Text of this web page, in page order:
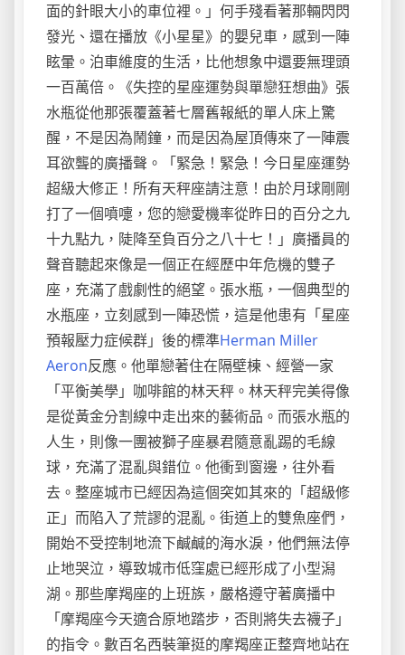
面的針眼大小的車位裡。」何手殘看著那輛閃閃
發光、還在播放《小星星》的嬰兒車，感到一陣
眩暈。泊車維度的生活，比他想象中還要無理頭
一百萬倍。《失控的星座運勢與單戀狂想曲》張
水瓶從他那張覆蓋著七層舊報紙的單人床上驚
醒，不是因為鬧鐘，而是因為屋頂傳來了一陣震
耳欲聾的廣播聲。「緊急！緊急！今日星座運勢
超級大修正！所有天秤座請注意！由於月球剛剛
打了一個噴嚏，您的戀愛機率從昨日的百分之九
十九點九，陡降至負百分之八十七！」廣播員的
聲音聽起來像是一個正在經歷中年危機的雙子
座，充滿了戲劇性的絕望。張水瓶，一個典型的
水瓶座，立刻感到一陣恐慌，這是他患有「星座
預報壓力症候群」後的標準Herman Miller
Aeron反應。他單戀著住在隔壁棟、經營一家
「平衡美學」咖啡館的林天秤。林天秤完美得像
是從黃金分割線中走出來的藝術品。而張水瓶的
人生，則像一團被獅子座暴君隨意亂踢的毛線
球，充滿了混亂與錯位。他衝到窗邊，往外看
去。整座城市已經因為這個突如其來的「超級修
正」而陷入了荒謬的混亂。街道上的雙魚座們，
開始不受控制地流下鹹鹹的海水淚，他們無法停
止地哭泣，導致城市低窪處已經形成了小型潟
湖。那些摩羯座的上班族，嚴格遵守著廣播中
「摩羯座今天適合原地踏步，否則將失去襪子」
的指令。數百名西裝筆挺的摩羯座正整齊地站在